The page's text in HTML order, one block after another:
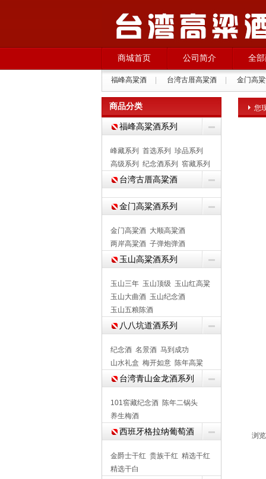
商城首页 公司简介 全
福峰高粱酒 台湾古厝高粱酒 金门高
商品分类
福峰高粱酒系列
峰藏系列 首选系列
珍品系列
高级系列
纪念酒系列 窖藏系列
台湾古厝高粱酒
金门高粱酒系列
金门高粱酒 大顺高粱酒
两岸高粱酒 子弹炮弹酒
玉山高粱酒系列
玉山三年 玉山顶级 玉山红高粱
玉山大曲酒 玉山纪念酒
玉山五粮陈酒
八八坑道酒系列
纪念酒 名景酒 马到成功
山水礼盒 梅开如意 陈年高粱
台湾青山金龙酒系列
101窖藏纪念酒 陈年二锅头
养生梅酒
西班牙格拉纳葡萄酒
金爵士干红 贵族干红 精选干红
精选干白
您
浏